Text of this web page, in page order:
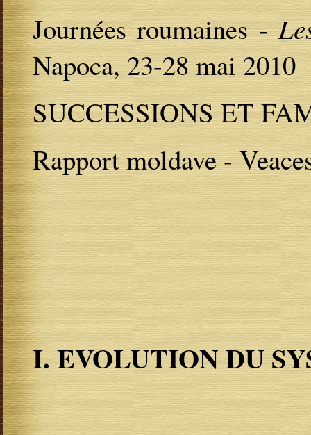
Journées roumaines -
Napoca, 23-28 mai 2010
SUCCESSIONS ET
Rapport moldave -
I. EVOLUTION DU